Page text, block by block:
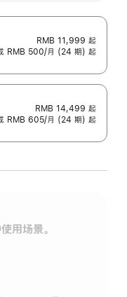
RMB 11,999 起
RMB 500/月 (24 期) 起
RMB 14,499 起
RMB 605/月 (24 期) 起
用场景。